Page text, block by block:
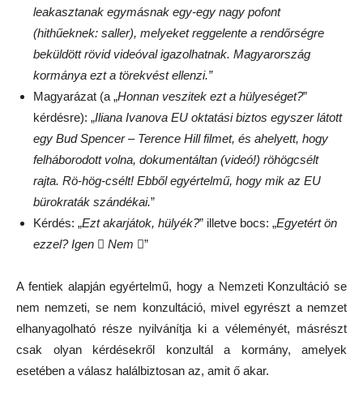
leakasztanak egymásnak egy-egy nagy pofont
(hithűeknek: saller), melyeket reggelente a rendőrségre
beküldött rövid videóval igazolhatnak. Magyarország
kormánya ezt a törekvést ellenzi.”
Magyarázat (a „Honnan veszitek ezt a hülyeséget?”
kérdésre): „Iliana Ivanova EU oktatási biztos egyszer látott
egy Bud Spencer – Terence Hill filmet, és ahelyett, hogy
felháborodott volna, dokumentáltan (videó!) röhögcsélt
rajta. Rö-hög-csélt! Ebből egyértelmű, hogy mik az EU
bürokraták szándékai.”
Kérdés: „Ezt akarjátok, hülyék?” illetve bocs: „Egyetért ön
ezzel? Igen ⃝ Nem ⃝”
A fentiek alapján egyértelmű, hogy a Nemzeti Konzultáció se
nem nemzeti, se nem konzultáció, mivel egyrészt a nemzet
elhanyagolható része nyilvánítja ki a véleményét, másrészt
csak olyan kérdésekről konzultál a kormány, amelyek
esetében a válasz halálbiztosan az, amit ő akar.